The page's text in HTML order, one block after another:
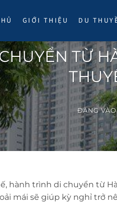
GIỚI THIỆU DU
TỪ
ĐĂNG
hành trình di chuyển từ
mái sẽ giúp kỳ nghỉ trở